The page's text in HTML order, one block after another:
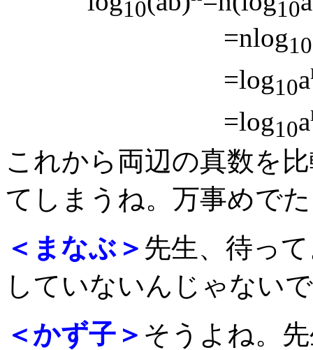
10 10
=nlog10
=log10a
=log10a
これから両辺の真数を
てしまうね。万事めで
＜まなぶ＞ 先生、待っ
していないんじゃない
＜かず子＞ そうよね。